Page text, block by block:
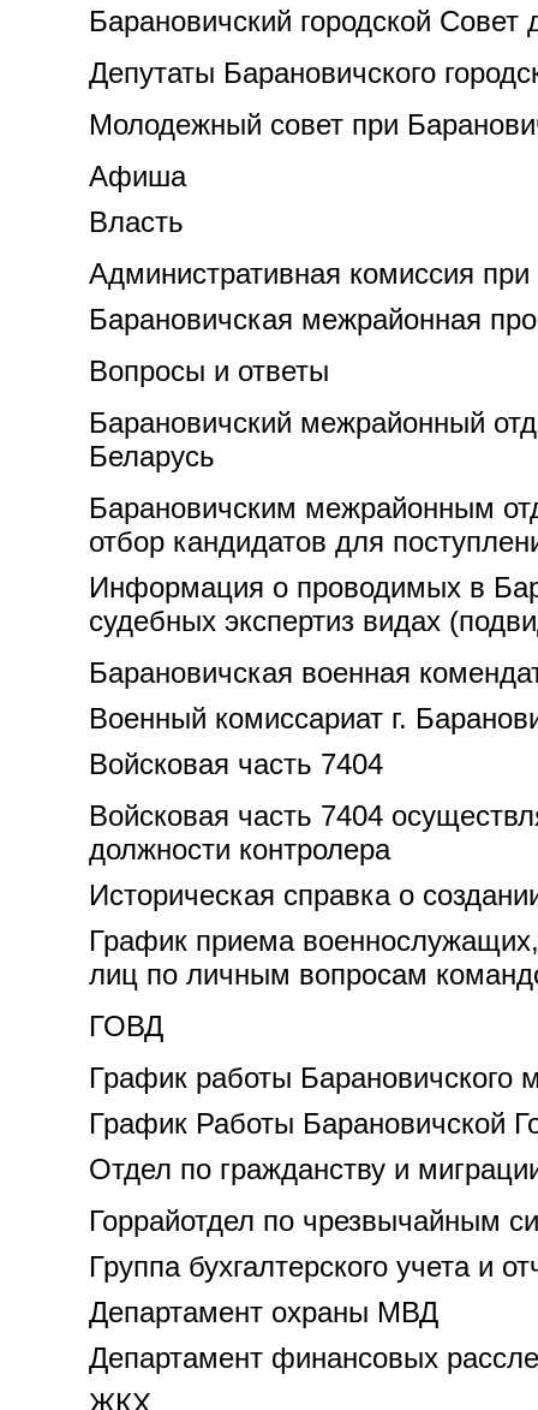
Барановичский городской Совет
Депутаты Барановичского
Молодежный cовет при
Афиша
Власть
Административная комиссия
Барановичская межрайонная
Вопросы и ответы
Барановичский межрайонный
Беларусь
Барановичским межрайонным
отбор кандидатов для
Информация о проводимых в
судебных экспертиз видах
Барановичская военная
Военный комиссариат г.
Войсковая часть 7404
Войсковая часть 7404
должности контролера
Историческая справка о
График приема
лиц по личным вопросам
ГОВД
График работы Барановичского
График Работы Барановичской
Отдел по гражданству и
Горрайотдел по чрезвычайным
Группа бухгалтерского учета и
Департамент охраны МВД
Департамент финансовых
ЖКХ